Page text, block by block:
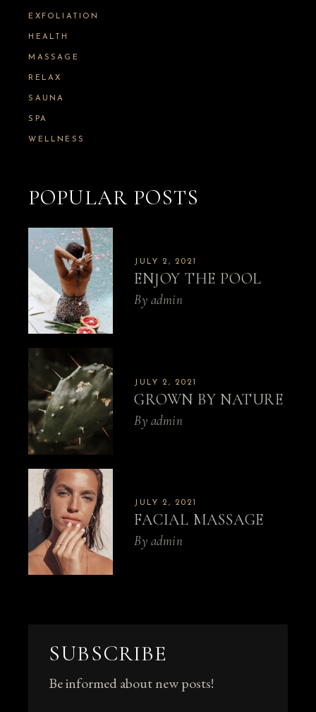
r
:
EXFOLIATION
HEALTH
MASSAGE
RELAX
SAUNA
SPA
WELLNESS
POPULAR POSTS
JULY 2, 2021
ENJOY THE POOL
By admin
JULY 2, 2021
GROWN BY NATURE
By admin
JULY 2, 2021
FACIAL MASSAGE
By admin
SUBSCRIBE
Be informed about new posts!